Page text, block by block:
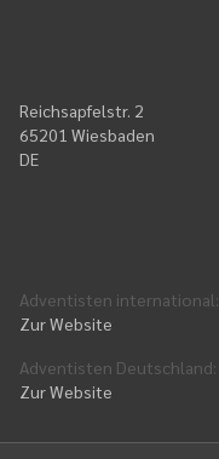
Reichsapfelstr. 2
65201 Wiesbaden
DE
Adventisten international:
Zur Website
Adventisten Deutschland:
Zur Website